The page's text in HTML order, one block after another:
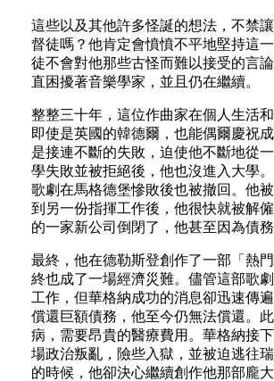
這些以及其他許多怪誕的想法，不禁
督徒嗎？他肯定會憤憤不平地堅持這
徒不會對他那些古怪而難以接受的言
直困擾著音樂學家，並且仍在繼續。
整整三十年，這位作曲家在個人生活
即使是英國的韓德爾，也能偶爾慶祝
是接連不斷的失敗，迫使他不斷地從
學失敗並被拒絕後，他也沒進入大學
歌劇在馬格德堡慘敗後也被撤回。他
到另一份指揮工作後，他很快就被解
的一家新公司倒閉了，他甚至因為債
最終，他在德勒斯登創作了一部「熱
終也成了一場經濟災難。儘管這部歌
工作，但華格納成功的消息卻迅速傳
償還巨額債務，他至今仍無法償還。
病，需要昂貴的醫療費用。華格納接
場政治叛亂，險些入獄，並被迫逃往
的時候，他卻決心繼續創作他那部龐